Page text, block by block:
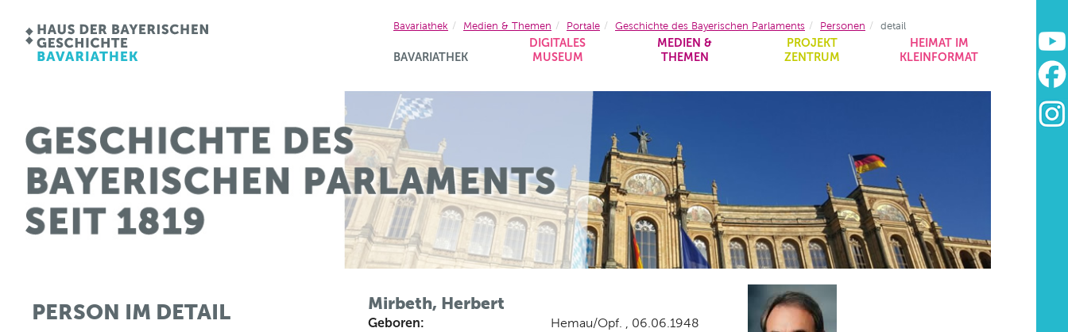
BAVARIATHEK
DIGITALES
MUSEUM
MEDIEN &
THEMEN
PROJEKT
ZENTRUM
HEIMAT IM
KLEINFORMAT
Bavariathek Medien & Themen Portale Geschichte des Bayerischen Parlaments Personen detail
PERSON IM DETAIL Mirbeth, Herbert
Geboren: Hemau/Opf. , 06.06.1948